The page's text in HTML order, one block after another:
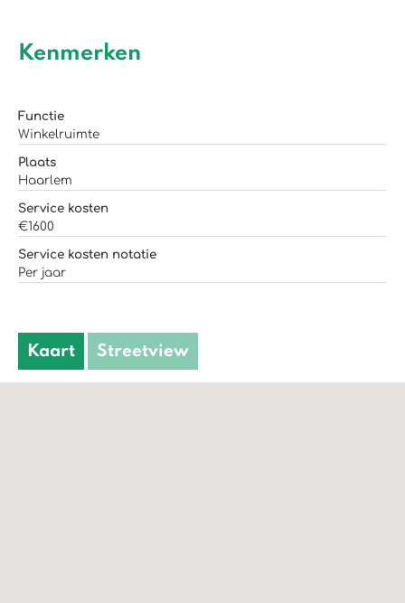
Kenmerken
Functie
Winkelruimte
Plaats
Haarlem
Service kosten
€1600
Service kosten notatie
Per jaar
Kaart Streetview